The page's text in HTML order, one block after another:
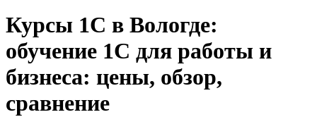
Курсы 1С в Вологде:
обучение 1С для работы и
бизнеса: цены, обзор,
сравнение